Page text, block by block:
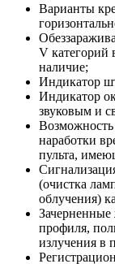
Варианты
V категорий
наличие;
Индикатор
Индикатор
звуковым и
Возможность
наработки
пульта,
(очистка
облучения)
профиля,
излучения в